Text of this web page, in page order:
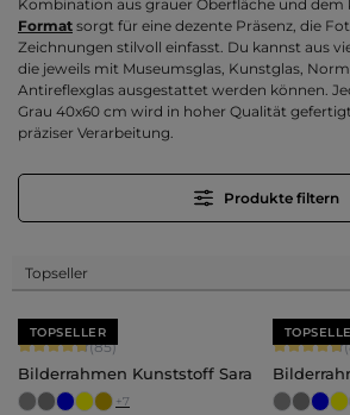
Kombination aus grauer Oberfläche und dem
Format sorgt für eine dezente Präsenz, die
Zeichnungen stilvoll einfasst. Du kannst aus
die jeweils mit Museumsglas, Kunstglas,
Antireflexglas ausgestattet werden können.
Grau 40x60 cm wird in hoher Qualität
präziser Verarbeitung.
Produkte filtern
TOPSELLER
Durchschnittliche Bewertung von 4.71 von 5
(85)
Bilderrahmen Kunststoff Sara
+7